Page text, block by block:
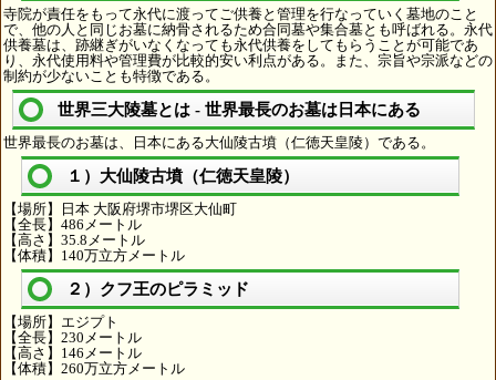
寺院が責任をもって永代に渡ってご供養と管理を行なっていく墓地のこと
で、他の人と同じお墓に納骨されるため合同墓や集合墓とも呼ばれる。永代
供養墓は、跡継ぎがいなくなっても永代供養をしてもらうことが可能であ
り、永代使用料や管理費が比較的安い利点がある。また、宗旨や宗派などの
制約が少ないことも特徴である。
世界三大陵墓とは - 世界最長のお墓は日本にある
世界最長のお墓は、日本にある大仙陵古墳（仁徳天皇陵）である。
１）大仙陵古墳（仁徳天皇陵）
【場所】日本 大阪府堺市堺区大仙町
【全長】486メートル
【高さ】35.8メートル
【体積】140万立方メートル
２）クフ王のピラミッド
【場所】エジプト
【全長】230メートル
【高さ】146メートル
【体積】260万立方メートル